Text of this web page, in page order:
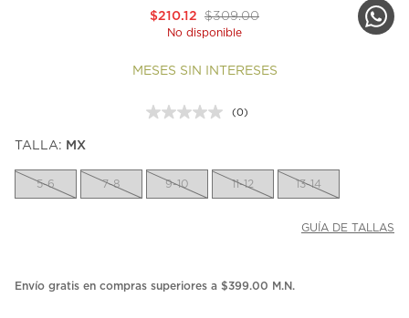
$309.00
$210.12
No disponible
MESES SIN INTERESES
Sin
la
misma
(0)
TALLA: MX
5-6 7-8 9-10 11-12 13-14
GUÍA DE TALLAS
Envío gratis en compras superiores a $399.00 M.N.